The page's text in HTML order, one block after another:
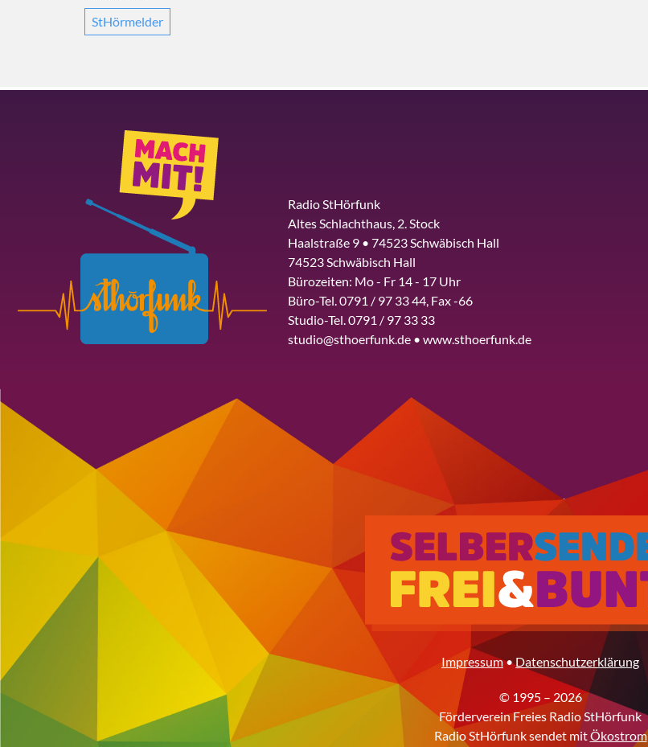
StHörmelder
Radio StHörfunk
Altes Schlachthaus, 2. Stock
Haalstraße 9 • 74523 Schwäbisch Hall
74523 Schwäbisch Hall
Bürozeiten: Mo - Fr 14 - 17 Uhr
Büro-Tel. 0791 / 97 33 44, Fax -66
Studio-Tel. 0791 / 97 33 33
studio@sthoerfunk.de • www.sthoerfunk.de
Impressum•Datenschutzerklärung
© 1995 – 2026
Förderverein Freies Radio StHörfunk
Radio StHörfunk sendet mitÖkostrom